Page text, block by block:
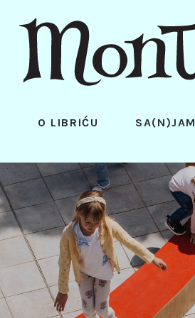
O LIBRIĆU SA(N)JAM